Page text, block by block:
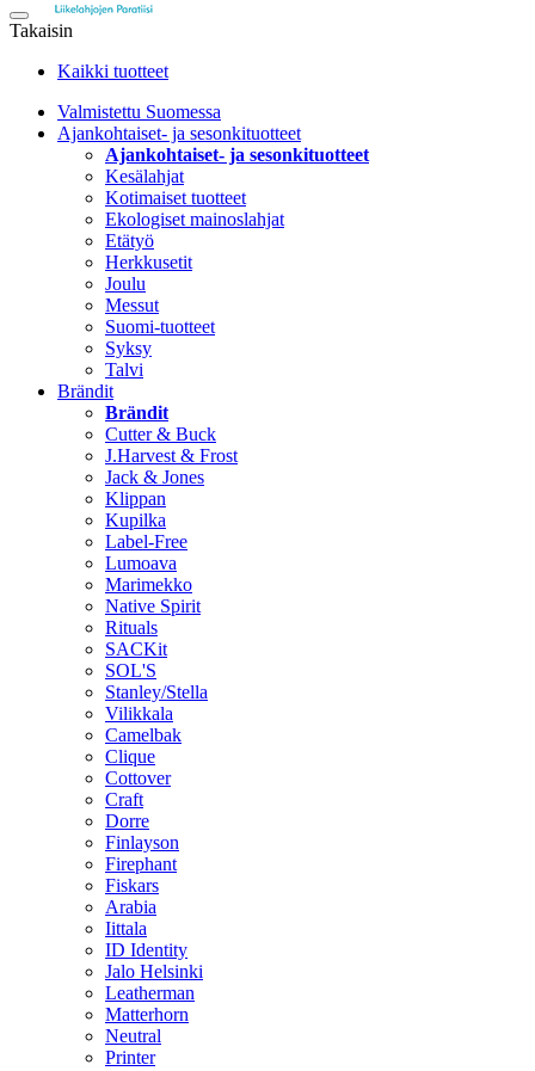
Takaisin
Kaikki tuotteet
Valmistettu Suomessa
Ajankohtaiset- ja sesonkituotteet
Ajankohtaiset- ja sesonkituotteet
Kesälahjat
Kotimaiset tuotteet
Ekologiset mainoslahjat
Etätyö
Herkkusetit
Joulu
Messut
Suomi-tuotteet
Syksy
Talvi
Brändit
Brändit
Cutter & Buck
J.Harvest & Frost
Jack & Jones
Klippan
Kupilka
Label-Free
Lumoava
Marimekko
Native Spirit
Rituals
SACKit
SOL'S
Stanley/Stella
Vilikkala
Camelbak
Clique
Cottover
Craft
Dorre
Finlayson
Firephant
Fiskars
Arabia
Iittala
ID Identity
Jalo Helsinki
Leatherman
Matterhorn
Neutral
Printer